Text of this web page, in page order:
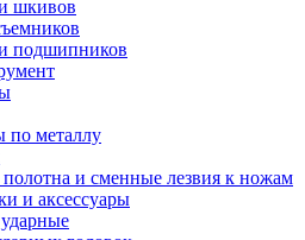
шкивов
подшипников
металлу
и сменные лезвия к ножам
и аксессуары